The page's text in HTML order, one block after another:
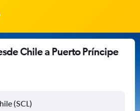
Chile a Puerto Príncipe
(SCL)